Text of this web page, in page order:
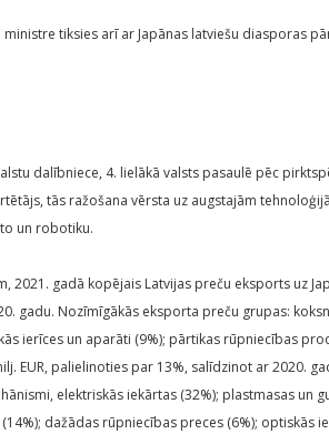
tiksies arī ar Japānas latviešu diasporas
dalībniece, 4. lielākā valsts pasaulē pēc
tās ražošana vērsta uz augstajām
un robotiku.
2021. gadā kopējais Latvijas preču eksports uz
gadu. Nozīmīgākās eksporta preču grupas:
ierīces un aparāti (9%); pārtikas rūpniecības
EUR, palielinoties par 13%, salīdzinot ar 2020.
elektriskās iekārtas (32%); plastmasas un
dažādas rūpniecības preces (6%); optiskās